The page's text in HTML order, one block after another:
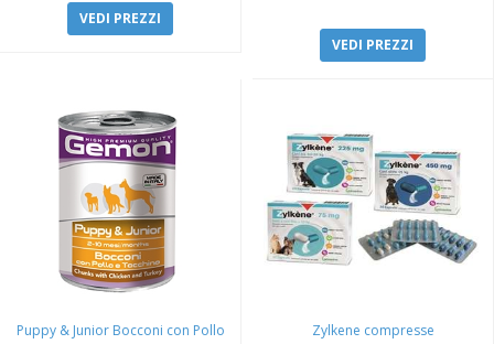
VEDI PREZZI
VEDI PREZZI
Puppy & Junior Bocconi con Pollo
Zylkene compresse